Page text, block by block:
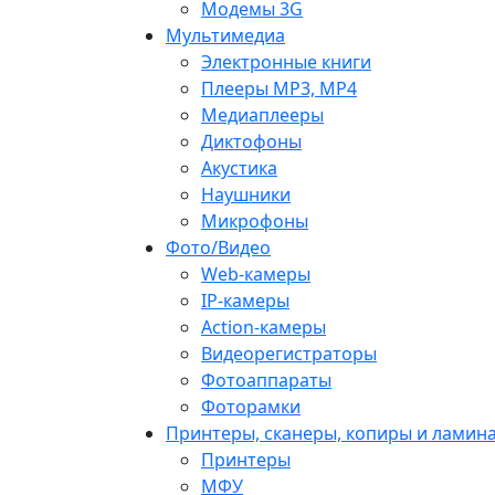
Модемы 3G
Мультимедиа
Электронные книги
Плееры MP3, MP4
Медиаплееры
Диктофоны
Акустика
Наушники
Микрофоны
Фото/Видео
Web-камеры
IP-камеры
Action-камеры
Видеорегистраторы
Фотоаппараты
Фоторамки
Принтеры, сканеры, копиры и
Принтеры
МФУ